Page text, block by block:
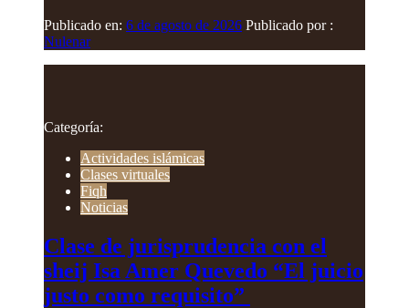
Publicado en: 6 de agosto de 2026 Publicado por :
Nulenar
Categoría:
Actividades islámicas
Clases virtuales
Fiqh
Noticias
Clase de jurisprudencia con el
sheij Isa Amer Quevedo “El juicio
justo como requisito”